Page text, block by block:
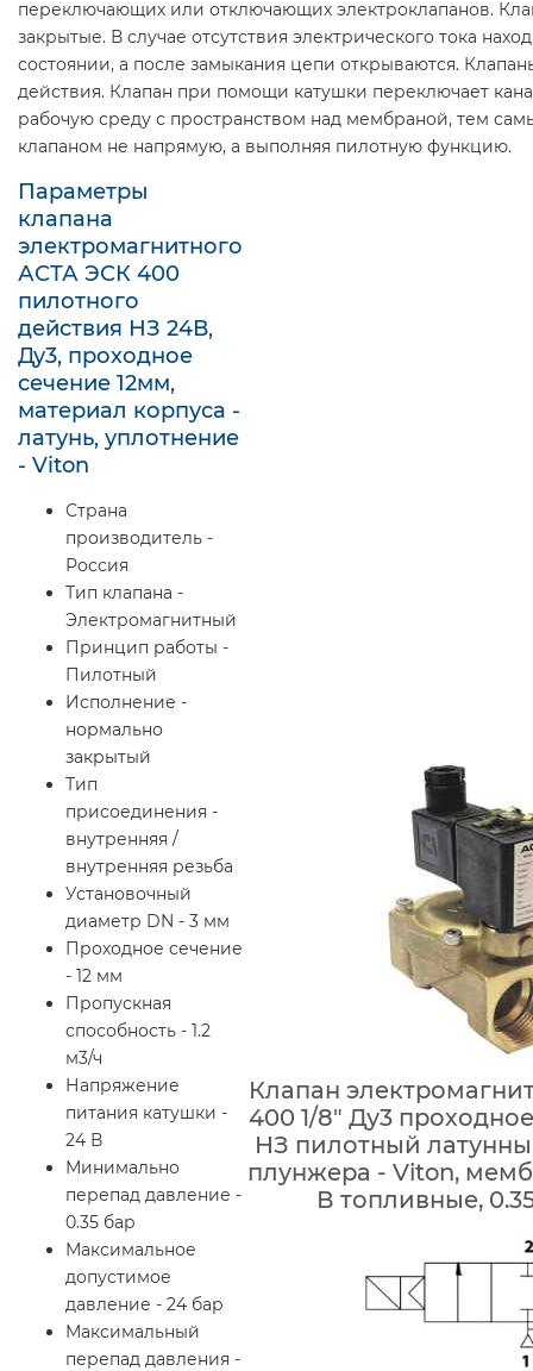
переключающих или отключающих электроклапанов.
закрытые. В случае отсутствия электрического тока
состоянии, а после замыкания цепи открываются.
действия. Клапан при помощи катушки переключает
рабочую среду с пространством над мембраной, тем
клапаном не напрямую, а выполняя пилотную функцию.
Параметры
клапана
электромагнитного
АСТА ЭСК 400
пилотного
действия НЗ 24В,
Ду3, проходное
сечение 12мм,
материал корпуса -
латунь, уплотнение
- Viton
Страна
производитель -
Россия
Тип клапана -
Электромагнитный
Принцип работы -
Пилотный
Исполнение -
нормально
закрытый
Тип
присоединения -
внутренняя /
внутренняя резьба
Установочный
диаметр DN - 3 мм
Проходное сечение
- 12 мм
Пропускная
способность - 1.2
м3/ч
Напряжение
питания катушки -
24 В
Минимально
перепад давление -
0.35 бар
Максимальное
допустимое
давление - 24 бар
Максимальный
перепад давления -
Клапан
400 1/8″ Ду3
НЗ пилотный
плунжера - Viton,
В топливные,